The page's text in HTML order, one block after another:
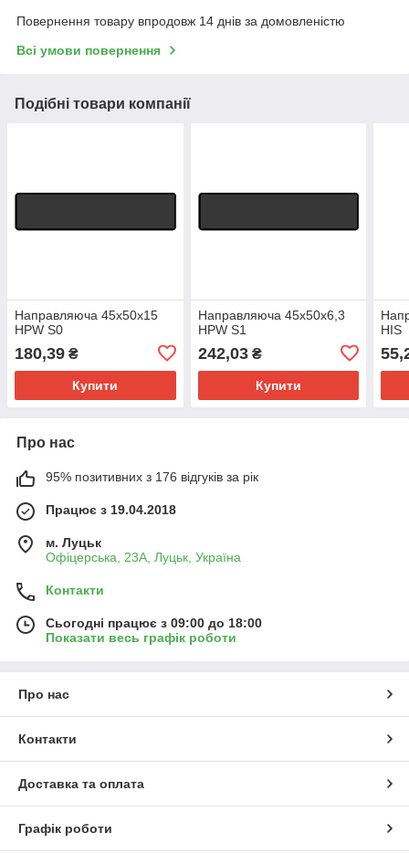
Повернення товару впродовж 14 днів за домовленістю
Всі умови повернення
Подібні товари компанії
Направляюча 45х50х15
HPW S0
180,39 ₴
Купити
Направляюча 45х50х6,3
HPW S1
242,03₴
Купити
HIS
Про нас
95% позитивних з 176 відгуків за рік
Працює з 19.04.2018
м. Луцьк
Офіцерська, 23А, Луцьк, Україна
Контакти
Сьогодні працює з 09:00 до 18:00
Показати весь графік роботи
Про нас
Контакти
Доставка та оплата
Графік роботи